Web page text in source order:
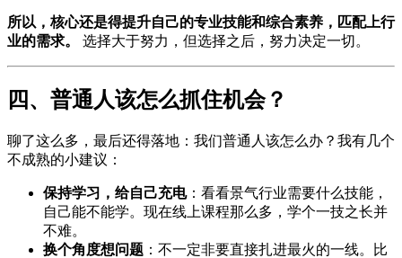
所以，核心还是得提升自己的专业技能和综合素养，匹配上行
业的需求。
选择大于努力，但选择之后，努力决定一切。
四、普通人该怎么抓住机会？
聊了这么多，最后还得落地：我们普通人该怎么办？我有几个
不成熟的小建议：
保持学习，给自己充电：看看景气行业需要什么技能，
自己能不能学。现在线上课程那么多，学个一技之长并
不难。
换个角度想问题 ：不一定非要直接扎进最火的一线。比